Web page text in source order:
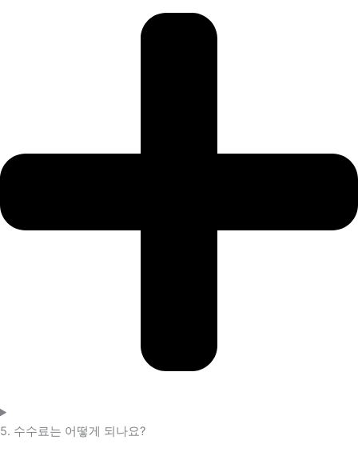
5. 수수료는 어떻게 되나요?